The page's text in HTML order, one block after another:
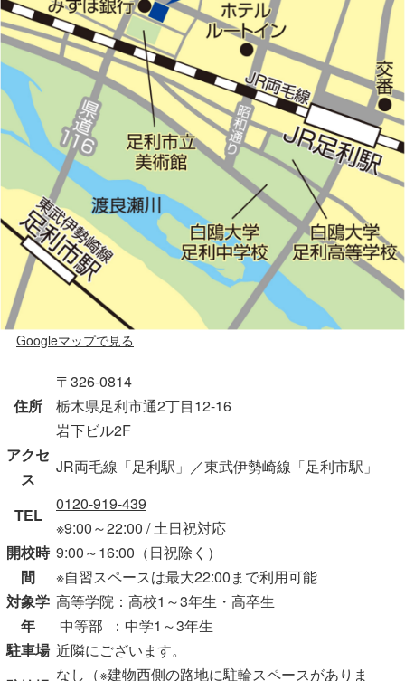
Googleマップで見る
住所
〒326-0814
栃木県足利市通2丁目12-16
岩下ビル2F
アクセ
ス
JR両毛線「足利駅」／東武伊勢崎線「足利市駅」
TEL
0120-919-439
※9:00～22:00 / 土日祝対応
開校時
間
9:00～16:00（日祝除く）
※自習スペースは最大22:00まで利用可能
対象学
年
高等学院：高校1～3年生・高卒生
中等部 ：中学1～3年生
駐車場 近隣にございます。
なし（※建物西側の路地に駐輪スペースがありま